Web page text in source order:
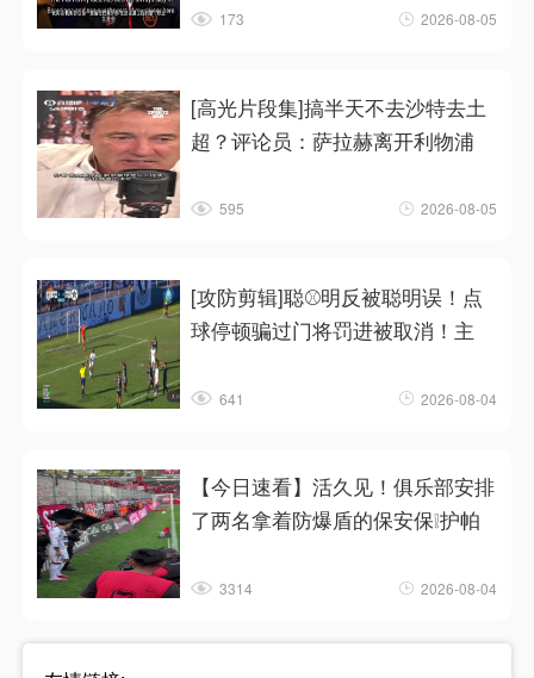
173 2026-08-05
[高光片段集]搞半天不去沙特去土
超？评论员：萨拉赫离开利物浦
595 2026-08-05
[攻防剪辑]聪⚾明反被聪明误！点
球停顿骗过门将罚进被取消！主
641 2026-08-04
【今日速看】活久见！俱乐部安排
了两名拿着防爆盾的保安保❕护帕
3314 2026-08-04